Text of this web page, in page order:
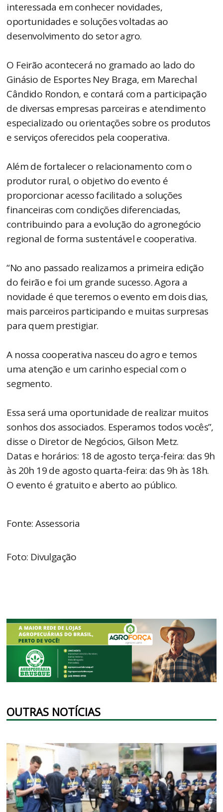
interessada em conhecer novidades,
oportunidades e soluções voltadas ao
desenvolvimento do setor agro.
O Feirão acontecerá no gramado ao lado do
Ginásio de Esportes Ney Braga, em Marechal
Cândido Rondon, e contará com a participação
de diversas empresas parceiras e atendimento
especializado ou orientações sobre os produtos
e serviços oferecidos pela cooperativa.
Além de fortalecer o relacionamento com o
produtor rural, o objetivo do evento é
proporcionar acesso facilitado a soluções
financeiras com condições diferenciadas,
contribuindo para a evolução do agronegócio
regional de forma sustentável e cooperativa.
“No ano passado realizamos a primeira edição
do feirão e foi um grande sucesso. Agora a
novidade é que teremos o evento em dois dias,
mais parceiros participando e muitas surpresas
para quem prestigiar.
A nossa cooperativa nasceu do agro e temos
uma atenção e um carinho especial com o
segmento.
Essa será uma oportunidade de realizar muitos
sonhos dos associados. Esperamos todos vocês”,
disse o Diretor de Negócios, Gilson Metz.
Datas e horários: 18 de agosto terça-feira: das 9h
às 20h 19 de agosto quarta-feira: das 9h às 18h.
O evento é gratuito e aberto ao público.
Fonte: Assessoria
Foto: Divulgação
OUTRAS NOTÍCIAS